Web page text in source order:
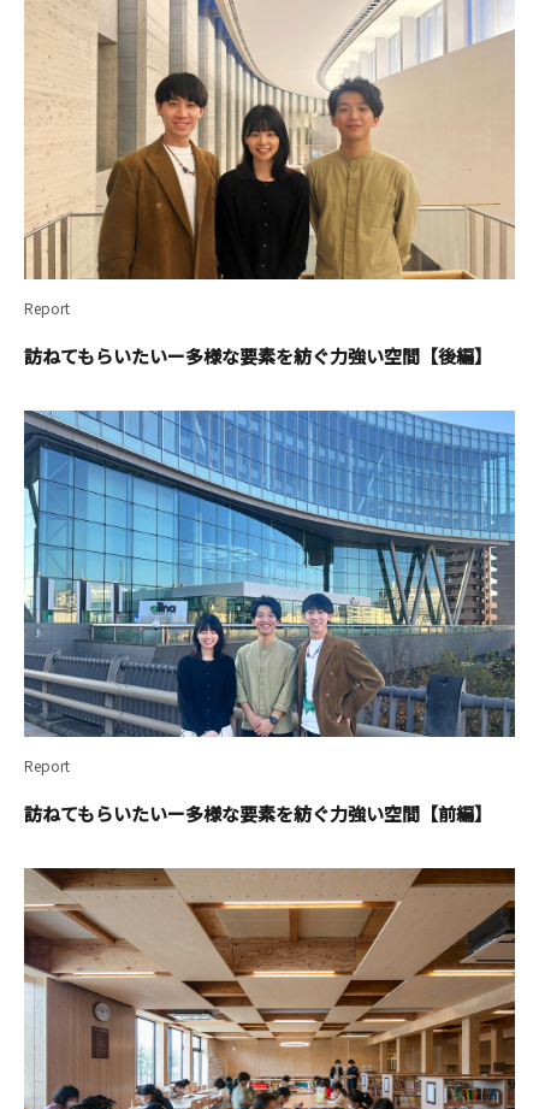
Report
訪ねてもらいたいー多様な要素を紡ぐ力強い空間【後編】
Report
訪ねてもらいたいー多様な要素を紡ぐ力強い空間【前編】